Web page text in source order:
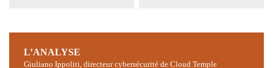
L’ANALYSE
Giuliano Ippoliti, directeur cybersécurité de Cloud Temple